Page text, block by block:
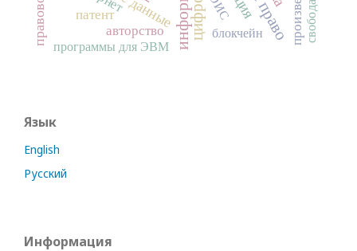
авторство
патент
программы для ЭВМ
блокчейн
Язык
English
Русский
Информация